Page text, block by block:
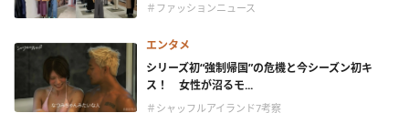
＃ファッションニュース
エンタメ
シリーズ初“強制帰国”の危機と今シーズン初キ
ス！ 女性が沼るモ...
＃シャッフルアイランド7考察